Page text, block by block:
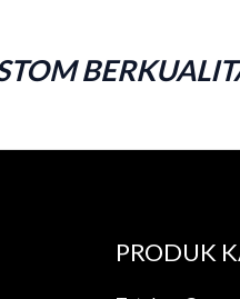
PRODUK